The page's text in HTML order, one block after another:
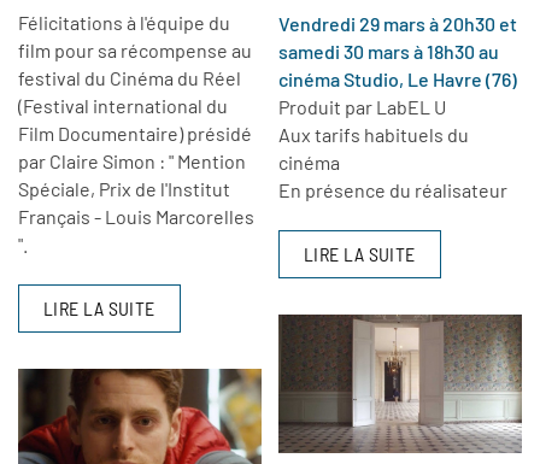
Félicitations à l'équipe du
film pour sa récompense au
festival du Cinéma du Réel
(Festival international du
Film Documentaire) présidé
par Claire Simon : " Mention
Spéciale, Prix de l'Institut
Français - Louis Marcorelles
".
LIRE LA SUITE
Vendredi 29 mars à 20h30 et
samedi 30 mars à 18h30 au
cinéma Studio, Le Havre (76)
Produit par LabEL U
Aux tarifs habituels du
cinéma
En présence du réalisateur
LIRE LA SUITE